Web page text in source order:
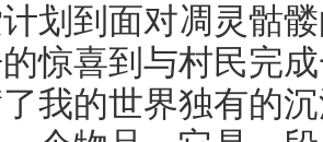
划到面对凋灵骷
惊喜到与村民完
我的世界独有的